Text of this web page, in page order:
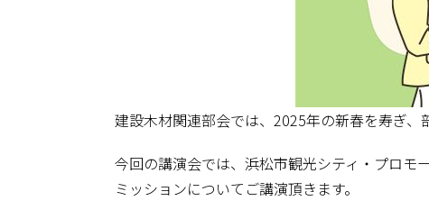
建設木材関連部会では、2025年の新春を寿ぎ
今回の講演会では、浜松市観光シティ・プロ
ミッションについてご講演頂きます。